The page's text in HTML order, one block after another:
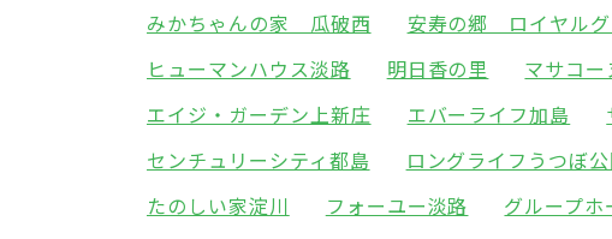
みかちゃんの家 瓜破西
安寿の郷 ロイヤル
ヒューマンハウス淡路
明日香の里 マサコー
エイジ・ガーデン上新庄
エバーライフ加島
センチュリーシティ都島
ロングライフうつぼ
たのしい家淀川
フォーユー淡路 グループ